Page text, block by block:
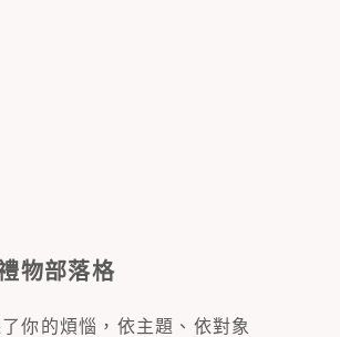
物部落格
你的煩惱，依主題、依對象